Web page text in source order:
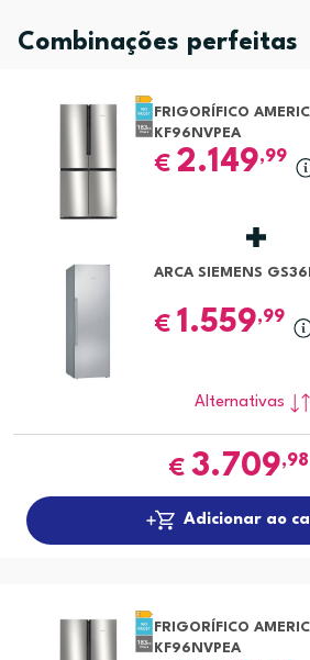
Combinações perfeitas
FRIGORÍFICO
KF96NVPEA
€ 2.149,99
ARCA SIEMENS
€ 1.559,99
Alternativas
€ 3.709,98
Adicionar ao
FRIGORÍFICO
KF96NVPEA